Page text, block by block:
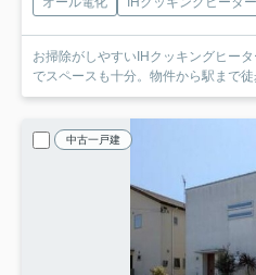
お掃除がしやすいIHクッキングヒー
でスペースも十分。物件から駅まで
中古一戸建